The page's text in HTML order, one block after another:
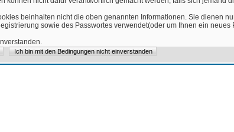
beinhalten nicht die oben genannten Informationen. Sie dienen
sowie des Passwortes verwendet(oder um Ihnen ein neues